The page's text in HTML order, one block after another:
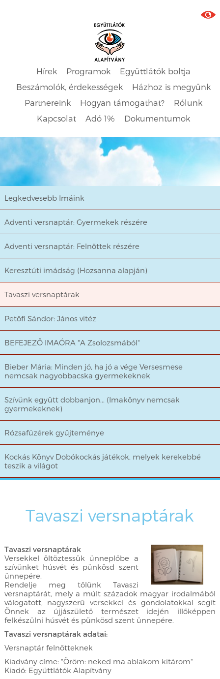
Hírek Programok
Együttlátók boltja
Beszámolók, érdekességek
Házhoz is megyünk
Partnereink
Hogyan támogathat?
Rólunk
Kapcsolat
Adó 1% Dokumentumok
Tavaszi versnaptárak
Tavaszi versnaptárak
Versekkel öltöztessük ünneplőbe a
szívünket húsvét és pünkösd szent
ünnepére.
Rendelje meg tőlünk Tavaszi
versnaptárát, mely a múlt századok magyar irodalmából
válogatott, nagyszerű versekkel és gondolatokkal segít
Önnek az újjászülető természet idején illőképpen
felkészülni húsvét és pünkösd szent ünnepére.
Tavaszi versnaptárak adatai:
Versnaptár felnőtteknek
Kiadvány címe: "Öröm: neked ma ablakom kitárom"
Kiadó: Együttlátók Alapítvány
Legkedvesebb Imáink
Adventi versnaptár: Gyermekek részére
Adventi versnaptár: Felnőttek részére
Keresztúti imádság (Hozsanna alapján)
Tavaszi versnaptárak
Petőfi Sándor: János vitéz
BEFEJEZŐ IMAÓRA "A Zsolozsmából"
Bieber Mária: Minden jó, ha jó a vége Versesmese
nemcsak nagyobbacska gyermekeknek
Szívünk együtt dobbanjon... (Imakönyv nemcsak
gyermekeknek)
Rózsafüzérek gyűjteménye
Kockás Könyv Dobókockás játékok, melyek kerekebbé
teszik a világot